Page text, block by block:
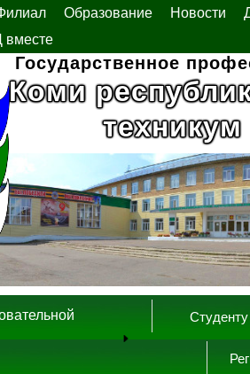
Образование Новости
Государственное
Коми
Студенту